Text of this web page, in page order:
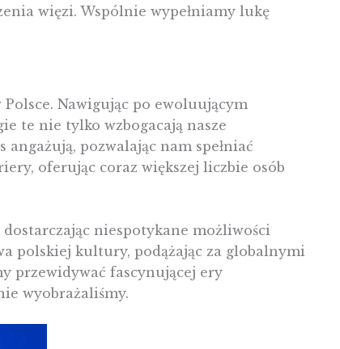
więzi. Wspólnie wypełniamy lukę
Nawigując po ewoluującym
te nie tylko wzbogacają nasze
pozwalając nam spełniać
oferując coraz większej liczbie osób
niespotykane możliwości
polskiej kultury, podążając za globalnymi
przewidywać fascynującej ery
wyobrażaliśmy.